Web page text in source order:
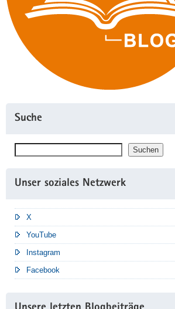
Suche
Suchen
Unser soziales Netzwerk
X
YouTube
Instagram
Facebook